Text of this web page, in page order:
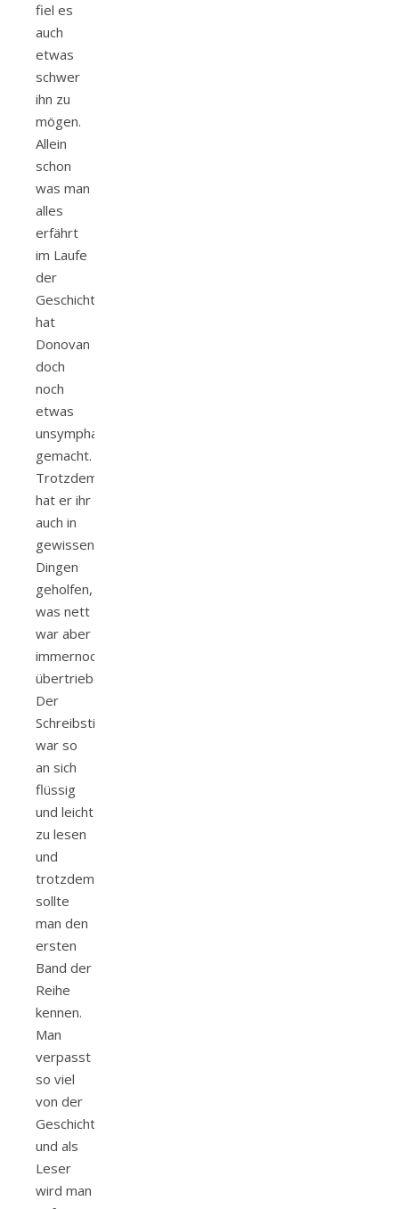
fiel es
auch
etwas
schwer
ihn zu
mögen.
Allein
schon
was man
alles
erfährt
im Laufe
der
Geschichte,
hat
Donovan
doch
noch
etwas
unsymphatischer
gemacht.
Trotzdem
hat er ihr
auch in
gewissen
Dingen
geholfen,
was nett
war aber
immernoch
übertrieben.
Der
Schreibstil
war so
an sich
flüssig
und leicht
zu lesen
und
trotzdem
sollte
man den
ersten
Band der
Reihe
kennen.
Man
verpasst
so viel
von der
Geschichte
und als
Leser
wird man